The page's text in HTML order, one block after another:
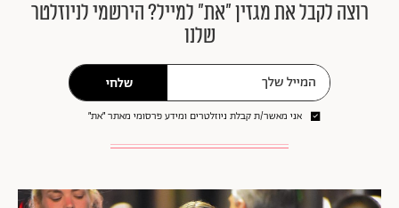
רוצה לקבל את מגזין ״את״ למייל? הירשמי לניוזלטר
שלנו
שלחי
אני מאשר/ת קבלת ניוזלטרים ומידע פרסומי מאתר ״את״